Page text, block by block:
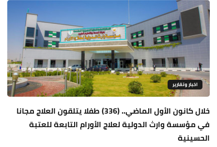
اخبار وتقارير
خلال كانون الأول الماضي.. (336) طفلا يتلقون العلاج مجانا
في مؤسسة وارث الدولية لعلاج الأورام التابعة للعتبة
الحسينية